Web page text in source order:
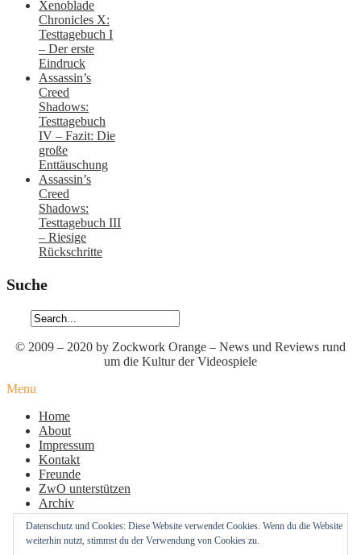
Xenoblade
Chronicles X:
Testtagebuch I
– Der erste
Eindruck
Assassin’s
Creed
Shadows:
Testtagebuch
IV – Fazit: Die
große
Enttäuschung
Assassin’s
Creed
Shadows:
Testtagebuch III
– Riesige
Rückschritte
Suche
© 2009 – 2020 by Zockwork Orange – News und Reviews rund
um die Kultur der Videospiele
Menu
Home
About
Impressum
Kontakt
Freunde
ZwO unterstützen
Archiv
Datenschutz
Cookie-Richtlinie (EU)
Datenschutz und Cookies: Diese Website verwendet Cookies. Wenn du die Website
weiterhin nutzt, stimmst du der Verwendung von Cookies zu.